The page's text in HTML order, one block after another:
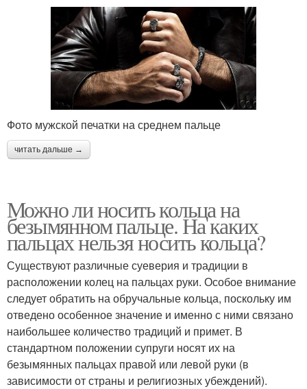
Фото мужской печатки на среднем пальце
читать дальше →
Можно ли носить кольца на
безымянном пальце. На каких
пальцах нельзя носить кольца?
Существуют различные суеверия и традиции в
расположении колец на пальцах руки. Особое внимание
следует обратить на обручальные кольца, поскольку им
отведено особенное значение и именно с ними связано
наибольшее количество традиций и примет. В
стандартном положении супруги носят их на
безымянных пальцах правой или левой руки (в
зависимости от страны и религиозных убеждений).